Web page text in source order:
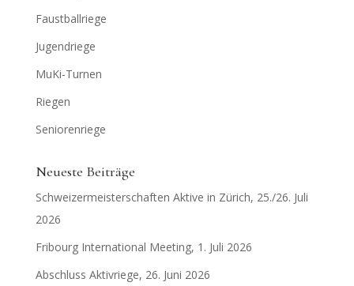
Faustballriege
Jugendriege
MuKi-Turnen
Riegen
Seniorenriege
Neueste Beiträge
Schweizermeisterschaften Aktive in Zürich, 25./26. Juli
2026
Fribourg International Meeting, 1. Juli 2026
Abschluss Aktivriege, 26. Juni 2026